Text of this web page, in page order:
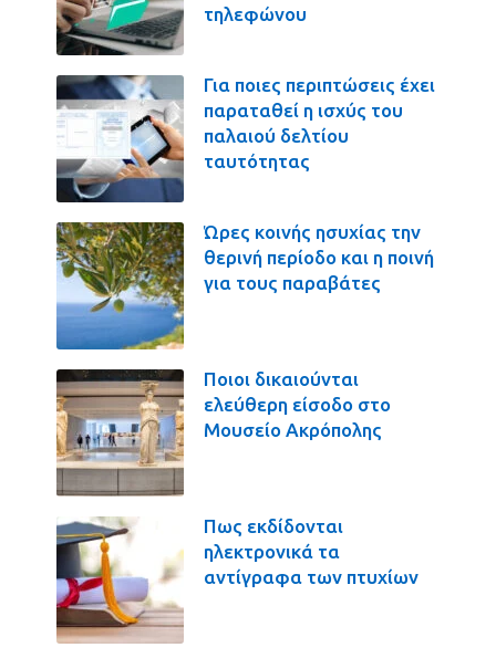
τηλεφώνου
Για ποιες περιπτώσεις έχει
παραταθεί η ισχύς του
παλαιού δελτίου
ταυτότητας
Ώρες κοινής ησυχίας την
θερινή περίοδο και η ποινή
για τους παραβάτες
Ποιοι δικαιούνται
ελεύθερη είσοδο στο
Μουσείο Ακρόπολης
Πως εκδίδονται
ηλεκτρονικά τα
αντίγραφα των πτυχίων